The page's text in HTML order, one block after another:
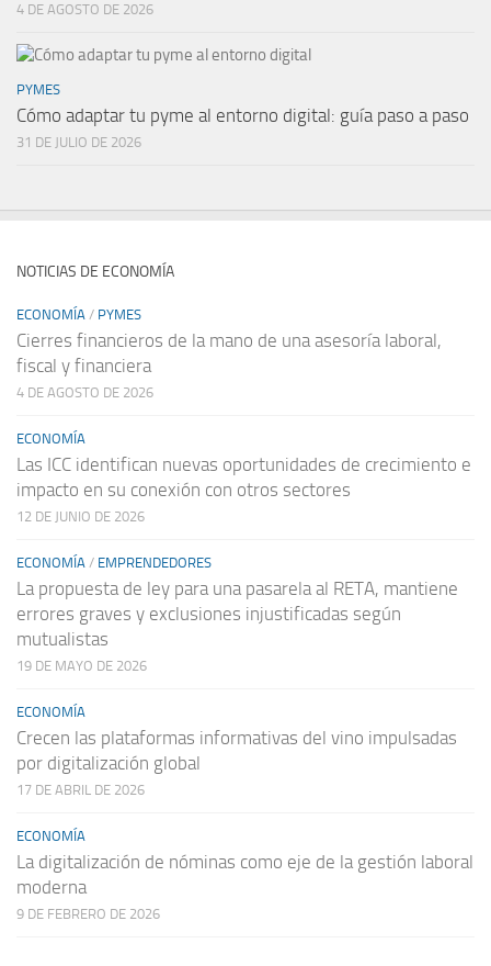
4 DE AGOSTO DE 2026
PYMES
Cómo adaptar tu pyme al entorno digital: guía paso a paso
31 DE JULIO DE 2026
NOTICIAS DE ECONOMÍA
ECONOMÍA / PYMES
Cierres financieros de la mano de una asesoría laboral,
fiscal y financiera
4 DE AGOSTO DE 2026
ECONOMÍA
Las ICC identifican nuevas oportunidades de crecimiento e
impacto en su conexión con otros sectores
12 DE JUNIO DE 2026
ECONOMÍA / EMPRENDEDORES
La propuesta de ley para una pasarela al RETA, mantiene
errores graves y exclusiones injustificadas según
mutualistas
19 DE MAYO DE 2026
ECONOMÍA
Crecen las plataformas informativas del vino impulsadas
por digitalización global
17 DE ABRIL DE 2026
ECONOMÍA
La digitalización de nóminas como eje de la gestión laboral
moderna
9 DE FEBRERO DE 2026